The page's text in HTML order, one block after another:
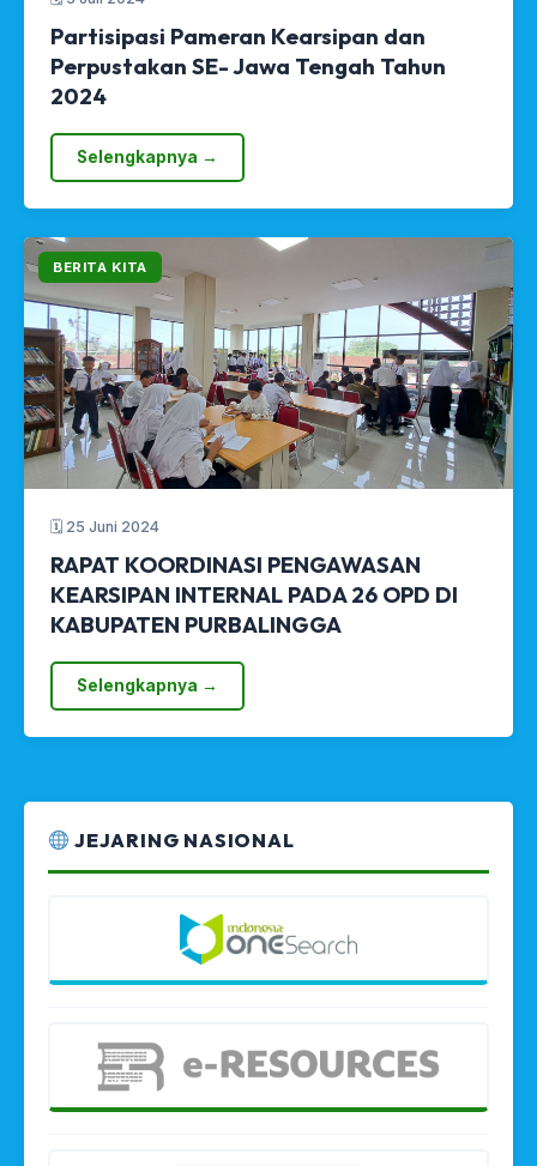
Partisipasi Pameran Kearsipan dan
Perpustakan SE- Jawa Tengah Tahun
2024
Selengkapnya →
BERITA KITA
🗓 25 Juni 2024
RAPAT KOORDINASI PENGAWASAN
KEARSIPAN INTERNAL PADA 26 OPD DI
KABUPATEN PURBALINGGA
Selengkapnya →
JEJARING NASIONAL